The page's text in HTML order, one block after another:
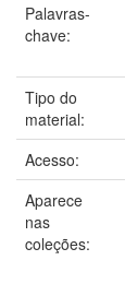
Palavras-
chave:
Tipo do
material:
Acesso:
Aparece
nas
coleções: